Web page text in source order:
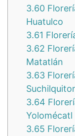
3.60
Huatulco
3.61
3.62
Matatlán
3.63
3.64
Yolomécatl
3.65